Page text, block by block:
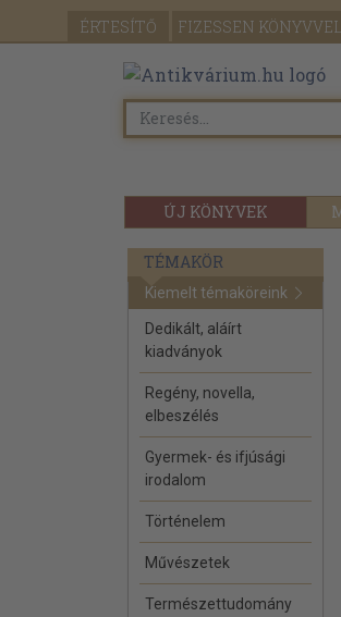
ÉRTESÍTŐ FIZESSEN
ÚJ KÖNYVEK
TÉMAKÖR
Kiemelt témaköreink
Dedikált, aláírt
kiadványok
Regény, novella,
elbeszélés
Gyermek- és ifjúsági
irodalom
Történelem
Művészetek
Természettudomány